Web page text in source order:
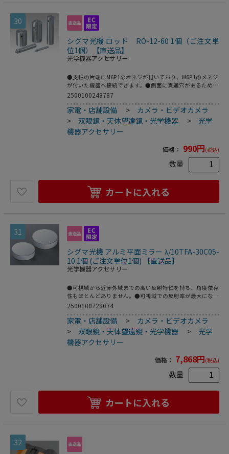
30
シグマ光機 ロッド RO-12-60 1個（ご注文単
位1個）【直送品】
光学機器アクセサリー
●支柱の片端にM6P1のオネジが付いており、M6P1のメネジ
が付いた機器へ接続できます。●側面に貫通穴があるため、
機器に固定する際レンチ等を穴に通して容易に締め込む事が
できます。●材質：ステンレス●型番：RO-12-60●外径×
全長（mm）：φ12×65●こちらの商品は事業者様向け商品
です。
2500100248787
家電・店舗設備 > カメラ・ビデオカメラ
>双眼鏡・天体望遠鏡・光学機器 > 光学
機器アクセサリー
価格： 990円(税込)
数量
カートに入れる
31
シグマ光機 アルミ平面ミラー λ/10TFA-30C05-
10 1個 (ご注文単位1個) 【直送品】
光学機器アクセサリー
●可視域から近赤外域までの高い反射特性を持ち、角度依存
性もほとんどありません。●可視域での反射率が最大になる
ようMgF2（フッ化マグネシウム）をオーバーコートしてい
ます。●材質：硼珪酸ガラス（アルミニウム膜＋MgF2コー
ティング）●公差：大きさ／0～-0.1mm、厚さ／±0.1mm●
基板面精度測定法：基板をZygoレーザ干渉計システムで測
定●面精度測定波長：632.8nm●平行度：3分以内●有効
面：実径の90％●スクラッチ-ディグ：40-20●型番：TFA-
こちらの商品は事業者様向け商品です。
2500100728074
家電・店舗設備 > カメラ・ビデオカメラ
>双眼鏡・天体望遠鏡・光学機器 > 光学
機器アクセサリー
価格： 7,868円(税込)
数量
カートに入れる
32